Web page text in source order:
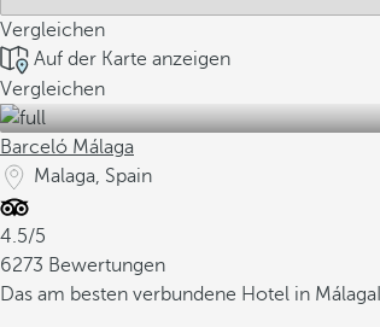
Vergleichen
Auf der Karte anzeigen
Vergleichen
Barceló Málaga
Malaga, Spain
4.5/5
6273 Bewertungen
Das am besten verbundene Hotel in Málaga